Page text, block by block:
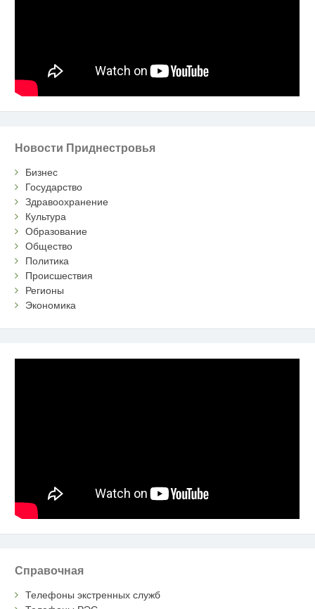
Новости Приднестровья
Бизнес
Государство
Здравоохранение
Культура
Образование
Общество
Политика
Происшествия
Регионы
Экономика
Справочная
Телефоны экстренных служб